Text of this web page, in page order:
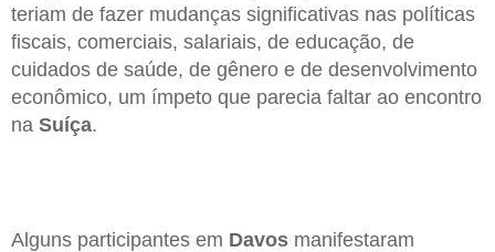
teriam de fazer mudanças significativas nas políticas
fiscais, comerciais, salariais, de educação, de
cuidados de saúde, de gênero e de desenvolvimento
econômico, um ímpeto que parecia faltar ao encontro
na Suíça.
Alguns participantes em Davos manifestaram